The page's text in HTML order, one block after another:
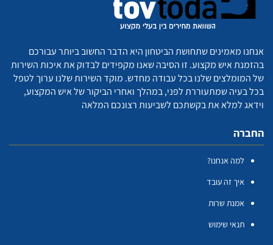
אנחנו מאמינים שתחושת הביטחון היא הדבר החשוב ביותר עבורכם
בהזמנת איש מקצוע. זו הסיבה שאנו מקפידים לבדוק את איכות השירות
של המומלצים שלנו בכל עבודה מחדש. מוקד השירות שלנו ערוך לטפל
בכל בעיה שמתעוררת לפני, במהלך ואחרי הביקור של איש המקצוע,
וידאג למלא את בקשתכם לשביעות רצונכם המלאה
החברה
למה אנחנו?
איך זה עובד
אמנת שרות
תנאי שימוש